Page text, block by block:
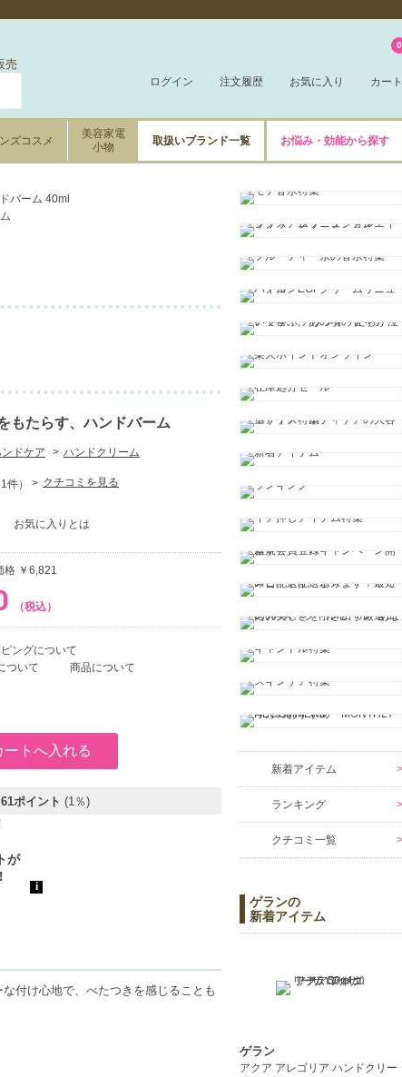
売
ログイン 注文履歴 お気に入り カート
0
ズコスメ
美容家電
小物
取扱いブランド一覧 お悩み・効能から探す
バーム 40ml
もたらす、ハンドバーム
ドケア ハンドクリーム
件） クチコミを見る
お気に入りとは
格 ￥6,821
（税込）
ングについて
ついて 商品について
61ポイント (1％)
付け心地で、べたつきを感じることも
新着アイテム
ランキング
クチコミ一覧
ゲランの
新着アイテム
ゲラン
アクア アレゴリア ハンドクリー